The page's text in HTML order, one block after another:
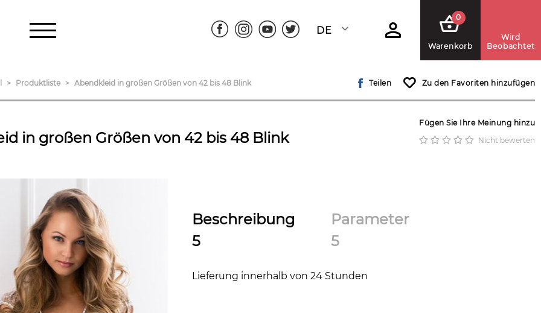
DEUTSCH
0
Warenkorb
Wird
Beobachtet
Produktliste Abendkleid in großen Größen von 42 bis 48 Blink Teilen Zu den Favoriten hinzufügen
in großen Größen von 42 bis 48 Blink Nicht bewerten
Fügen Sie Ihre Meinung hinzu
Beschreibung
5
Parameter
5
Lieferung innerhalb von 24 Stunden